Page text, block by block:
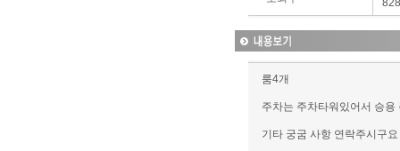
828
룸4개
주차는 주차타워있어서 승용
기타 궁굼 사항 연락주시구요